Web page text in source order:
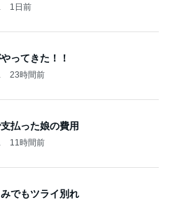
1日前
ってきた！！
23時間前
払った娘の費用
11時間前
でもツライ別れ